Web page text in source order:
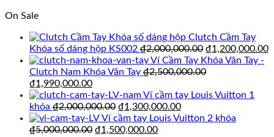
là:
₫1,200,000.00.
On Sale
Clutch Cầm Tay
Khóa số dáng hộp KS002 ₫2,000,000.00 Giá
gốc
là:
₫1,200,000.00
Ví Cầm Tay Khóa Vân Tay -
Clutch Nam Khóa Vân Tay ₫2,500,000.00
Giá
gốc
là:
₫2,500,000.00.
₫1,990,000.00Giá
hiện
tại
là:
₫1,990,000.00.
Ví cầm tay Louis Vuitton 1
khóa ₫2,000,000.00 Giá
gốc
là:
₫1,300,000.00Giá
hiện
Ví cầm tay Louis Vuitton 2 khóa
₫5,000,000.00 Giá
₫1,500,000.00Giá